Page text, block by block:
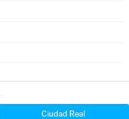
Ciudad Real